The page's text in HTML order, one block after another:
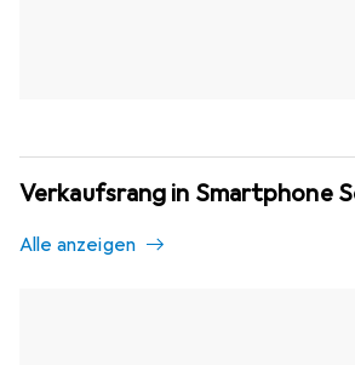
Verkaufsrang in Smartphone
Alle anzeigen